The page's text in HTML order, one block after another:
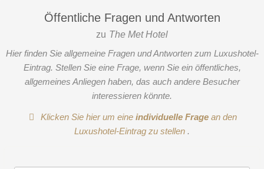
Öffentliche Fragen und Antworten
zu The Met Hotel
Hier finden Sie allgemeine Fragen und Antworten zum Luxushotel-
Eintrag. Stellen Sie eine Frage, wenn Sie ein öffentliches,
allgemeines Anliegen haben, das auch andere Besucher
interessieren könnte.
Klicken Sie hier um eineindividuelle Frage an den
Luxushotel-Eintrag zu stellen .